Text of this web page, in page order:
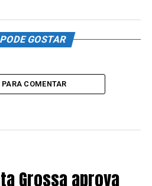
GOSTAR
PARA COMENTAR
Grossa aprova